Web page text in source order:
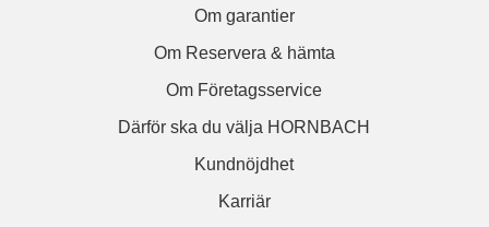
Om garantier
Om Reservera & hämta
Om Företagsservice
Därför ska du välja HORNBACH
Kundnöjdhet
Karriär